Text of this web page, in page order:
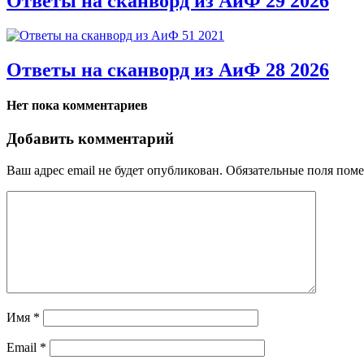
Ответы на сканворд из АиФ 28 2026
Нет пока комментариев
Добавить комментарий
Ваш адрес email не будет опубликован. Обязательные поля
Имя *
Email *